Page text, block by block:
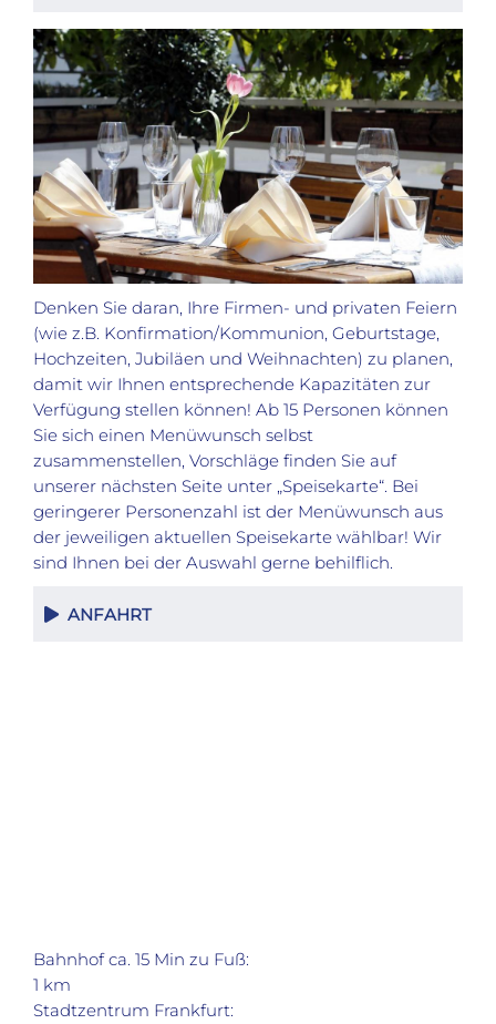
Denken Sie daran, Ihre Firmen- und privaten Feiern
(wie z.B. Konfirmation/Kommunion, Geburtstage,
Hochzeiten, Jubiläen und Weihnachten) zu planen,
damit wir Ihnen entsprechende Kapazitäten zur
Verfügung stellen können! Ab 15 Personen können
Sie sich einen Menüwunsch selbst
zusammenstellen, Vorschläge finden Sie auf
unserer nächsten Seite unter „Speisekarte“. Bei
geringerer Personenzahl ist der Menüwunsch aus
der jeweiligen aktuellen Speisekarte wählbar! Wir
sind Ihnen bei der Auswahl gerne behilflich.
ANFAHRT
Bahnhof ca. 15 Min zu Fuß:
1 km
Stadtzentrum Frankfurt: